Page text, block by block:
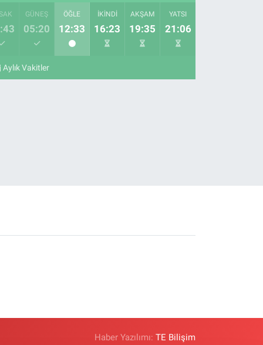
GÜNEŞ
05:20
ÖĞLE
12:33
İKINDI
16:23
AKŞAM
19:35
YATSI
21:06
Aylık Vakitler
Haber Yazılımı:TE Bilişim